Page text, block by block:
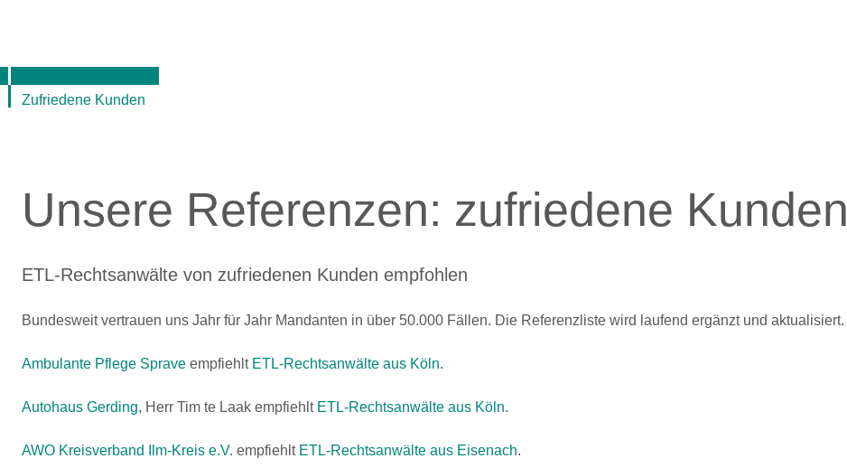
Zufriedene Kunden
Unsere Referenzen: zufriedene Kunden
ETL-Rechtsanwälte von zufriedenen Kunden empfohlen
Bundesweit vertrauen uns Jahr für Jahr Mandanten in über 50.000 Fällen. Die Referenzliste wird laufend ergänzt und aktualisiert.
Ambulante Pflege Sprave empfiehlt ETL-Rechtsanwälte aus Köln.
Autohaus Gerding, Herr Tim te Laak empfiehlt ETL-Rechtsanwälte aus Köln.
AWO Kreisverband Ilm-Kreis e.V. empfiehlt ETL-Rechtsanwälte aus Eisenach.